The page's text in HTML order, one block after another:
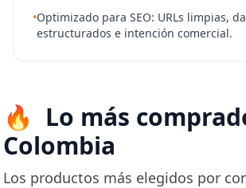
•Optimizado para SEO: URLs limpias,
estructurados e intención comercial.
Lo más
Colombia
Los productos más elegidos por